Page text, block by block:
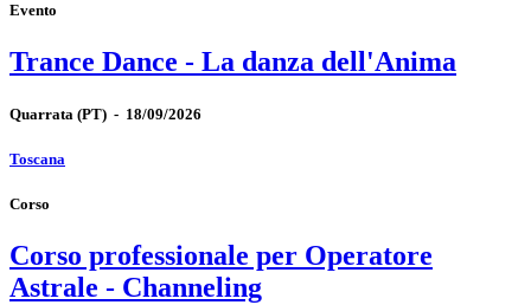
Evento
Trance Dance - La danza dell'Anima
Quarrata (PT) - 18/09/2026
Toscana
Corso
Corso professionale per Operatore
Astrale - Channeling